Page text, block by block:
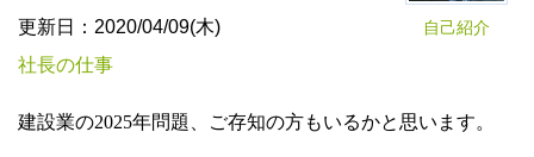
自己紹介
更新日：2020/04/09(木)
社長の仕事
建設業の2025年問題、ご存知の方もいるかと思います。